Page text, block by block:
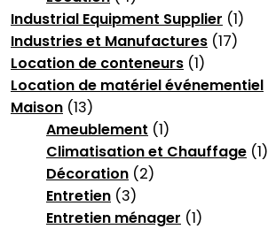
Industrial Equipment Supplier (1)
Industries et Manufactures (17)
Location de conteneurs (1)
Location de matériel événementiel
Maison (13)
Ameublement (1)
Climatisation et Chauffage (1)
Décoration (2)
Entretien (3)
Entretien ménager (1)